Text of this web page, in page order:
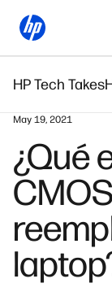
HP Tech Takes
May 19, 2021
¿Qué